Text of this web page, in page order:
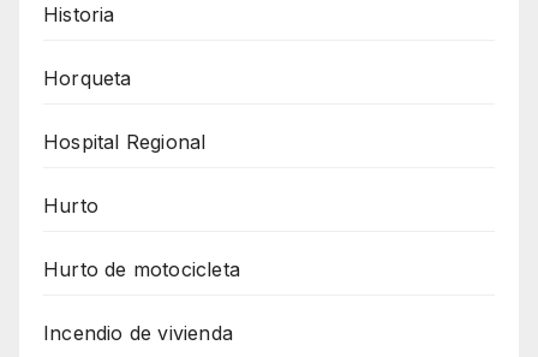
Historia
Horqueta
Hospital Regional
Hurto
Hurto de motocicleta
Incendio de vivienda